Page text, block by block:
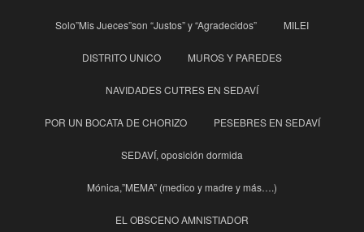
Solo”Mis Jueces”son “Justos” y “Agradecidos” MILEI
DISTRITO UNICO MUROS Y PAREDES
NAVIDADES CUTRES EN SEDAVÍ
POR UN BOCATA DE CHORIZO PESEBRES EN SEDAVÍ
SEDAVÍ, oposición dormida
Mónica,”MEMA” (medico y madre y más….)
EL OBSCENO AMNISTIADOR